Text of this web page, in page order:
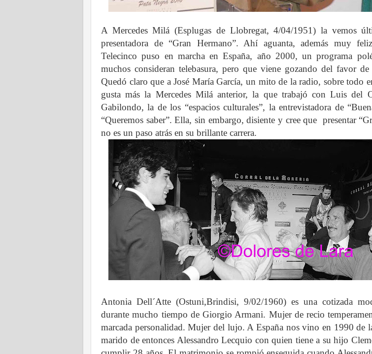
A Mercedes Milá (Esplugas de Llobregat, 4/04/1951) la vemos
presentadora de “Gran Hermano”. Ahí aguanta, además muy
Telecinco puso en marcha en España, año 2000, un programa
muchos consideran telebasura, pero que viene gozando del favor de
Quedó claro que a José María García, un mito de la radio, sobre todo
gusta más la Mercedes Milá anterior, la que trabajó con Luis del
Gabilondo, la de los “espacios culturales”, la entrevistadora de
“Queremos saber”. Ella, sin embargo, disiente y cree que presentar
no es un paso atrás en su brillante carrera.
Antonia Dell´Atte (Ostuni,Brindisi, 9/02/1960) es una cotizada
durante mucho tiempo de Giorgio Armani. Mujer de recio
marcada personalidad. Mujer del lujo. A España nos vino en 1990 de
marido de entonces Alessandro Lecquio con quien tiene a su hijo